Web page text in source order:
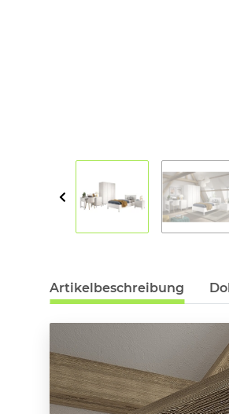
Artikelbeschreibung